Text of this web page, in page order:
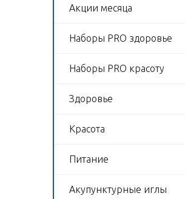
Акции месяца
Наборы PRO здоровье
Наборы PRO красоту
Здоровье
Красота
Питание
Акупунктурные иглы